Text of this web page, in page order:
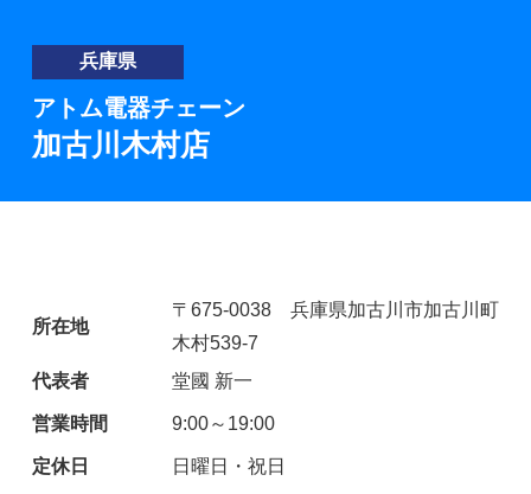
兵庫県
アトム電器チェーン
加古川木村店
所在地
〒675-0038 兵庫県加古川市加古川町
木村539-7
代表者
堂國 新一
営業時間 9:00～19:00
定休日 日曜日・祝日